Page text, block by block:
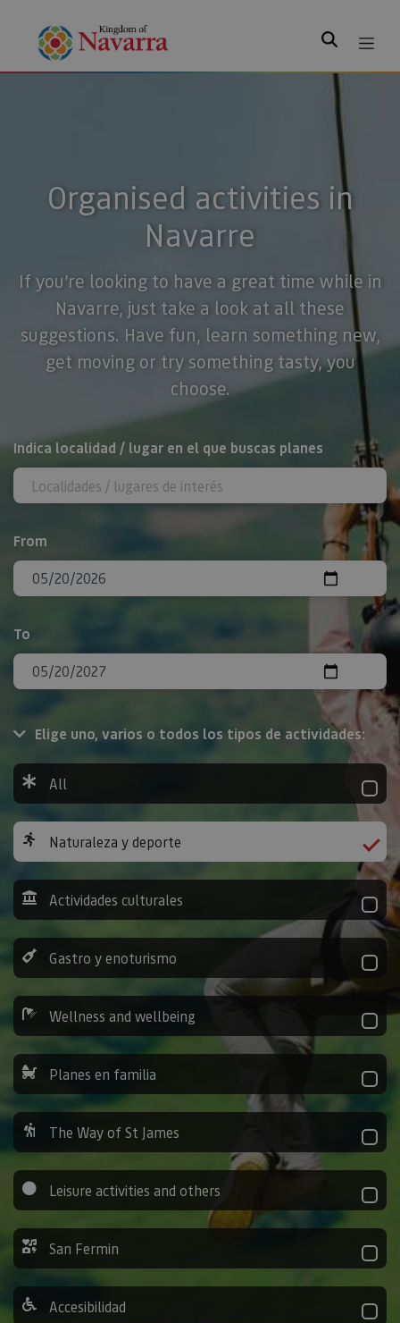
Search
Organised activities in
Navarre
If you’re looking to have a great time while in
Navarre, just take a look at all these
suggestions. Have fun, learn something new,
get moving or try something tasty, you
choose.
Search
Indica localidad / lugar en el que buscas planes
From
To
Elige uno, varios o todos los tipos de actividades:
All
Naturaleza y deporte
Actividades culturales
Gastro y enoturismo
Wellness and wellbeing
Planes en familia
The Way of St James
Leisure activities and others
San Fermin
Accesibilidad